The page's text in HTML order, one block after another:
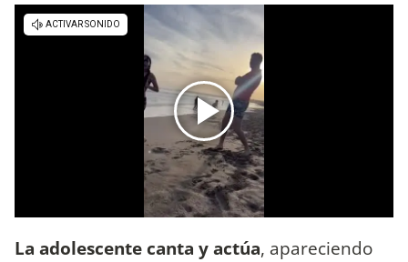
La adolescente canta y actúa, apareciendo